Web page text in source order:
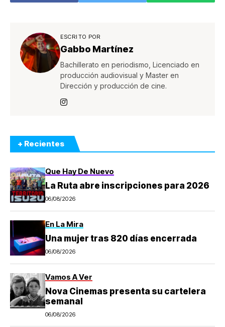
ESCRITO POR
Gabbo Martínez
Bachillerato en periodismo, Licenciado en
producción audiovisual y Master en
Dirección y producción de cine.
+ Recientes
Que Hay De Nuevo
La Ruta abre inscripciones para 2026
06/08/2026
En La Mira
Una mujer tras 820 días encerrada
06/08/2026
Vamos A Ver
Nova Cinemas presenta su cartelera
semanal
06/08/2026